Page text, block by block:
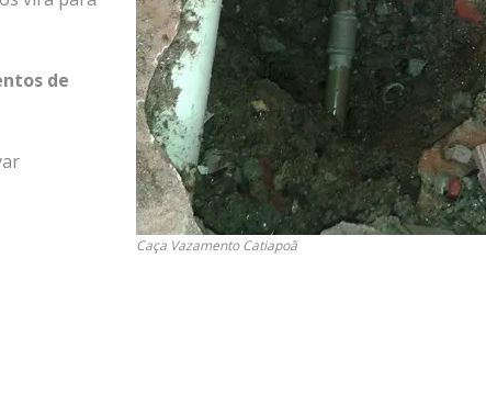
Caça Vazamento Catiapoã
de